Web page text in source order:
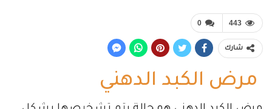
0 443
شارك
مرض الكبد الدهني